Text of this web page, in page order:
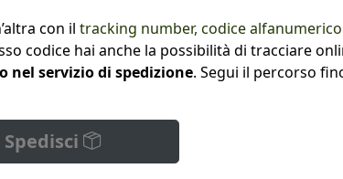
con il tracking number, codice
codice hai anche la possibilità di tracciare
nel servizio di spedizione. Segui il percorso
Spedisci